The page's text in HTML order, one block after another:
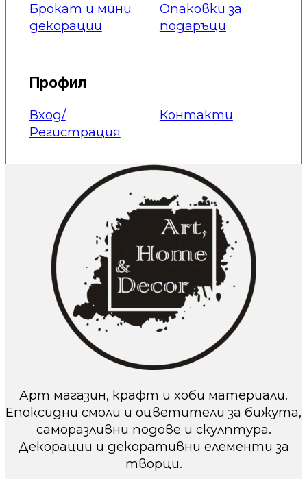
Арт магазин, крафт и хоби материали.
Епоксидни смоли и оцветители за бижута,
саморазливни подове и скулптура.
Декорации и декоративни елементи за
творци.
Брокат и мини
декорации
Опаковки за
подаръци
Профил
Вход/
Регистрация
Контакти